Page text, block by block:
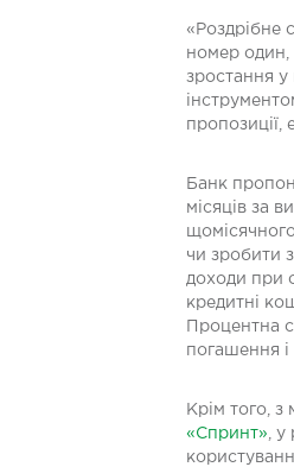
«Роздрібне
номер один,
зростання
пропозиції,
Банк
місяців за
чи зробити
доходи при
кредитні
Процентна
погашення і
Крім того,
«Спринт» ,